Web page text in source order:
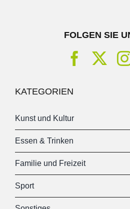
FOLGEN SIE
KATEGORIEN
Kunst und Kultur
Essen & Trinken
Familie und Freizeit
Sport